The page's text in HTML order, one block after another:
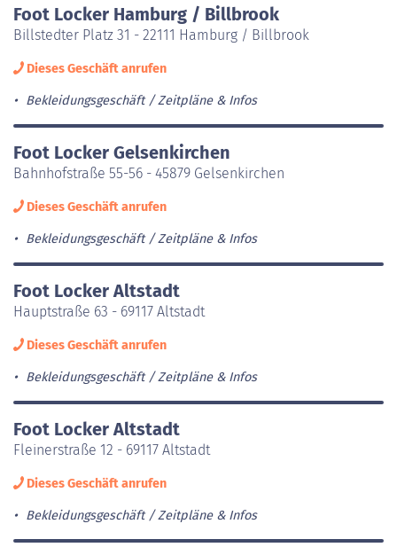
Foot Locker Hamburg / Billbrook
Billstedter Platz 31 - 22111 Hamburg / Billbrook
Dieses Geschäft anrufen
Bekleidungsgeschäft Zeitpläne & Infos
Foot Locker Gelsenkirchen
Bahnhofstraße 55-56 - 45879 Gelsenkirchen
Dieses Geschäft anrufen
Bekleidungsgeschäft Zeitpläne & Infos
Foot Locker Altstadt
Hauptstraße 63 - 69117 Altstadt
Dieses Geschäft anrufen
Bekleidungsgeschäft Zeitpläne & Infos
Foot Locker Altstadt
Fleinerstraße 12 - 69117 Altstadt
Dieses Geschäft anrufen
Bekleidungsgeschäft Zeitpläne & Infos